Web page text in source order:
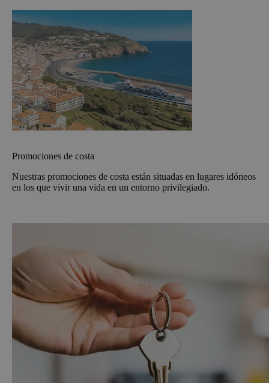
Promociones de costa
Nuestras promociones de costa están situadas en lugares idóneos
en los que vivir una vida en un entorno privilegiado.